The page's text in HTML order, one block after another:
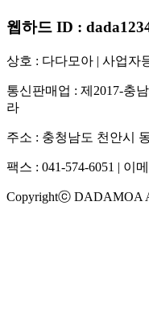
웹하드 ID :
상호 : 다다모아 | 사업자
통신판매업 : 제2017-충
라
주소 : 충청남도 천안시
팩스 : 041-574-6051 | 이
Copyrightⓒ DADAMOA